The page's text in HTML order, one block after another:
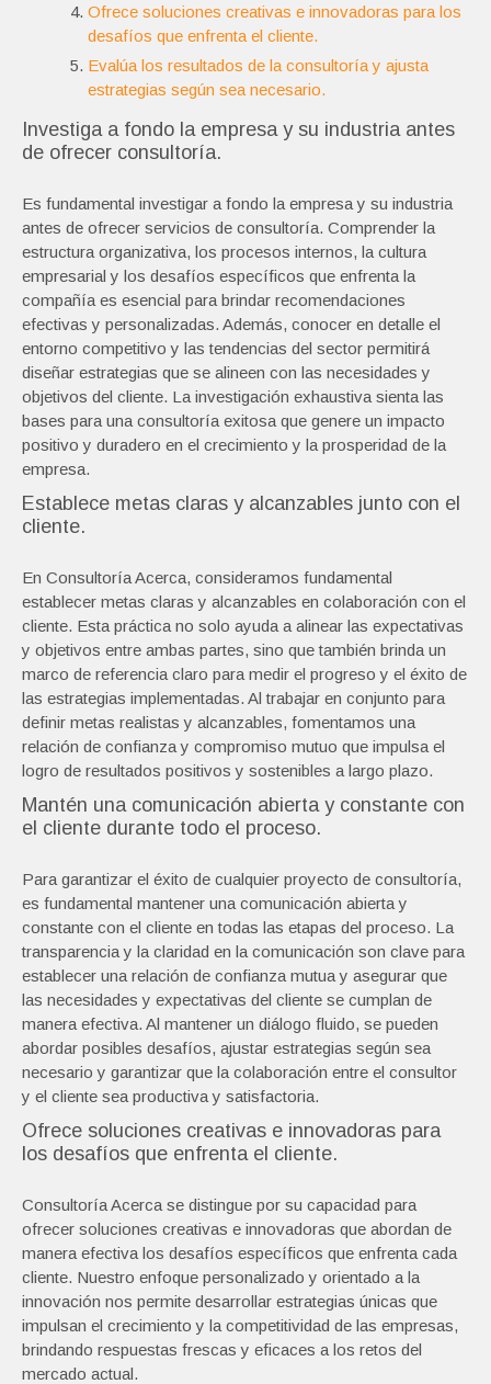
Ofrece soluciones creativas e innovadoras para los
desafíos que enfrenta el cliente.
Evalúa los resultados de la consultoría y ajusta
estrategias según sea necesario.
Investiga a fondo la empresa y su industria antes
de ofrecer consultoría.
Es fundamental investigar a fondo la empresa y su industria
antes de ofrecer servicios de consultoría. Comprender la
estructura organizativa, los procesos internos, la cultura
empresarial y los desafíos específicos que enfrenta la
compañía es esencial para brindar recomendaciones
efectivas y personalizadas. Además, conocer en detalle el
entorno competitivo y las tendencias del sector permitirá
diseñar estrategias que se alineen con las necesidades y
objetivos del cliente. La investigación exhaustiva sienta las
bases para una consultoría exitosa que genere un impacto
positivo y duradero en el crecimiento y la prosperidad de la
empresa.
Establece metas claras y alcanzables junto con el
cliente.
En Consultoría Acerca, consideramos fundamental
establecer metas claras y alcanzables en colaboración con el
cliente. Esta práctica no solo ayuda a alinear las expectativas
y objetivos entre ambas partes, sino que también brinda un
marco de referencia claro para medir el progreso y el éxito de
las estrategias implementadas. Al trabajar en conjunto para
definir metas realistas y alcanzables, fomentamos una
relación de confianza y compromiso mutuo que impulsa el
logro de resultados positivos y sostenibles a largo plazo.
Mantén una comunicación abierta y constante con
el cliente durante todo el proceso.
Para garantizar el éxito de cualquier proyecto de consultoría,
es fundamental mantener una comunicación abierta y
constante con el cliente en todas las etapas del proceso. La
transparencia y la claridad en la comunicación son clave para
establecer una relación de confianza mutua y asegurar que
las necesidades y expectativas del cliente se cumplan de
manera efectiva. Al mantener un diálogo fluido, se pueden
abordar posibles desafíos, ajustar estrategias según sea
necesario y garantizar que la colaboración entre el consultor
y el cliente sea productiva y satisfactoria.
Ofrece soluciones creativas e innovadoras para
los desafíos que enfrenta el cliente.
Consultoría Acerca se distingue por su capacidad para
ofrecer soluciones creativas e innovadoras que abordan de
manera efectiva los desafíos específicos que enfrenta cada
cliente. Nuestro enfoque personalizado y orientado a la
innovación nos permite desarrollar estrategias únicas que
impulsan el crecimiento y la competitividad de las empresas,
brindando respuestas frescas y eficaces a los retos del
mercado actual.